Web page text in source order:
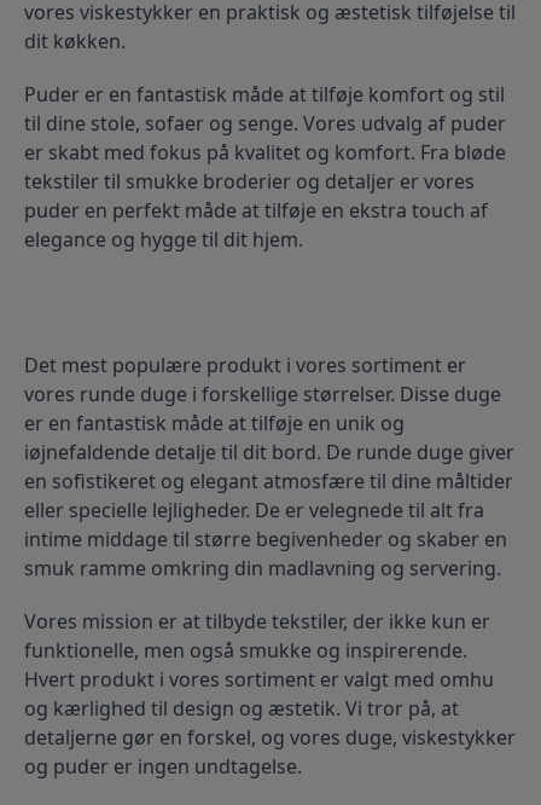
vores viskestykker en praktisk og æstetisk tilføjelse til
dit køkken.
Puder er en fantastisk måde at tilføje komfort og stil
til dine stole, sofaer og senge. Vores udvalg af puder
er skabt med fokus på kvalitet og komfort. Fra bløde
tekstiler til smukke broderier og detaljer er vores
puder en perfekt måde at tilføje en ekstra touch af
elegance og hygge til dit hjem.
Det mest populære produkt i vores sortiment er
vores runde duge i forskellige størrelser. Disse duge
er en fantastisk måde at tilføje en unik og
iøjnefaldende detalje til dit bord. De runde duge giver
en sofistikeret og elegant atmosfære til dine måltider
eller specielle lejligheder. De er velegnede til alt fra
intime middage til større begivenheder og skaber en
smuk ramme omkring din madlavning og servering.
Vores mission er at tilbyde tekstiler, der ikke kun er
funktionelle, men også smukke og inspirerende.
Hvert produkt i vores sortiment er valgt med omhu
og kærlighed til design og æstetik. Vi tror på, at
detaljerne gør en forskel, og vores duge, viskestykker
og puder er ingen undtagelse.